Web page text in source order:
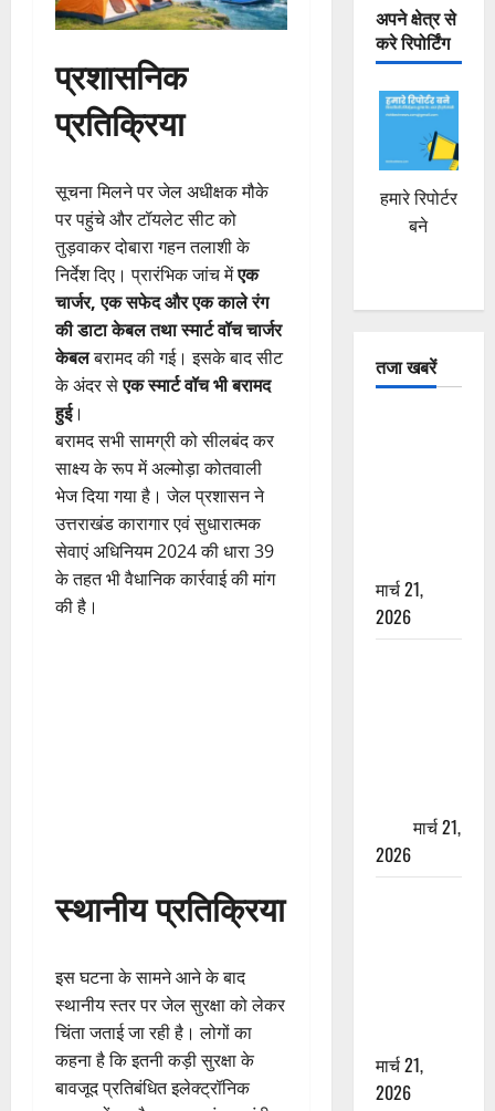
प्रशासनिक
प्रतिक्रिया
सूचना मिलने पर जेल अधीक्षक मौके
पर पहुंचे और टॉयलेट सीट को
तुड़वाकर दोबारा गहन तलाशी के
निर्देश दिए। प्रारंभिक जांच मेंएक
चार्जर, एक सफेद और एक काले रंग
की डाटा केबल तथा स्मार्ट वॉच चार्जर
केबलबरामद की गई। इसके बाद सीट
के अंदर सेएक स्मार्ट वॉच भी बरामद
हुई।
बरामद सभी सामग्री को सीलबंद कर
साक्ष्य के रूप में अल्मोड़ा कोतवाली
भेज दिया गया है। जेल प्रशासन ने
उत्तराखंड कारागार एवं सुधारात्मक
सेवाएं अधिनियम 2024 की धारा 39
के तहत भी वैधानिक कार्रवाई की मांग
की है।
स्थानीय प्रतिक्रिया
इस घटना के सामने आने के बाद
स्थानीय स्तर पर जेल सुरक्षा को लेकर
चिंता जताई जा रही है। लोगों का
कहना है कि इतनी कड़ी सुरक्षा के
बावजूद प्रतिबंधित इलेक्ट्रॉनिक
अपने क्षेत्र से
करे रिपोर्टिंग
हमारे रिपोर्टर
बने
तजा खबरें
मार्च 21,
2026
मार्च 21,
2026
मार्च 21,
2026